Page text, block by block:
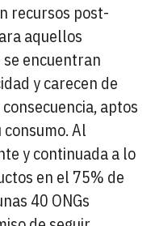
recursos post-
aquellos
encuentran
y carecen de
aptos
Al
y continuada a lo
en el 75% de
40 ONGs